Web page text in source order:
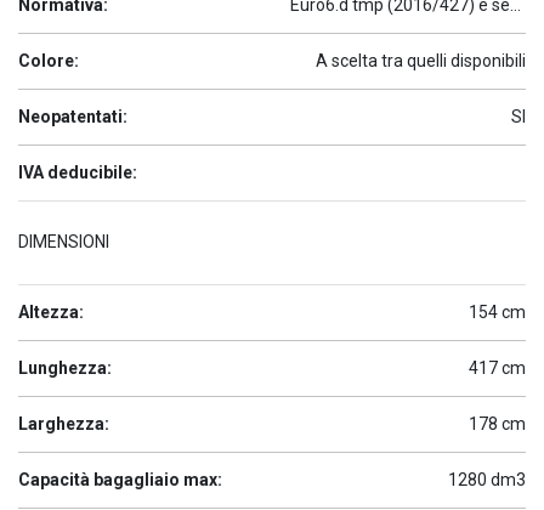
Normativa:
Colore: A scelta tra quelli disponibili
Neopatentati: SI
IVA deducibile:
DIMENSIONI
Altezza: 154 cm
Lunghezza: 417 cm
Larghezza: 178 cm
Capacità bagagliaio max: 1280 dm3